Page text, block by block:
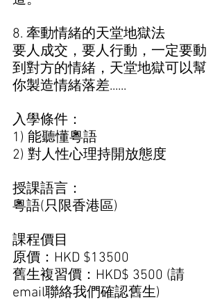
8. 牽動情緒的天堂地獄法
要人成交，要人行動，一定要動
到對方的情緒，天堂地獄可以幫
你製造情緒落差......
入學條件：
1) 能聽懂粵語
2) 對人性心理持開放態度
授課語言：
粵語(只限香港區)
課程價目
原價：HKD $13500
舊生複習價：HKD$ 3500 (請
email聯絡我們確認舊生)